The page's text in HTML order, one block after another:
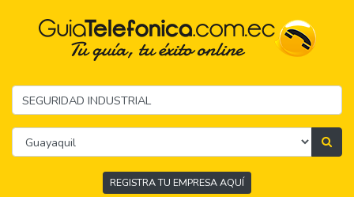
REGISTRA TU EMPRESA AQUÍ